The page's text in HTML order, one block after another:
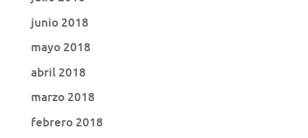
junio 2018
mayo 2018
abril 2018
marzo 2018
febrero 2018